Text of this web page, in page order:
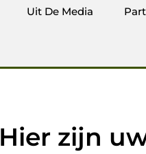
Uit De Media
Hier zijn